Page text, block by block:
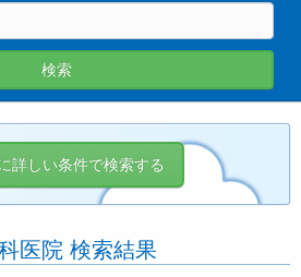
検索
詳しい条件で検索する
医院 検索結果